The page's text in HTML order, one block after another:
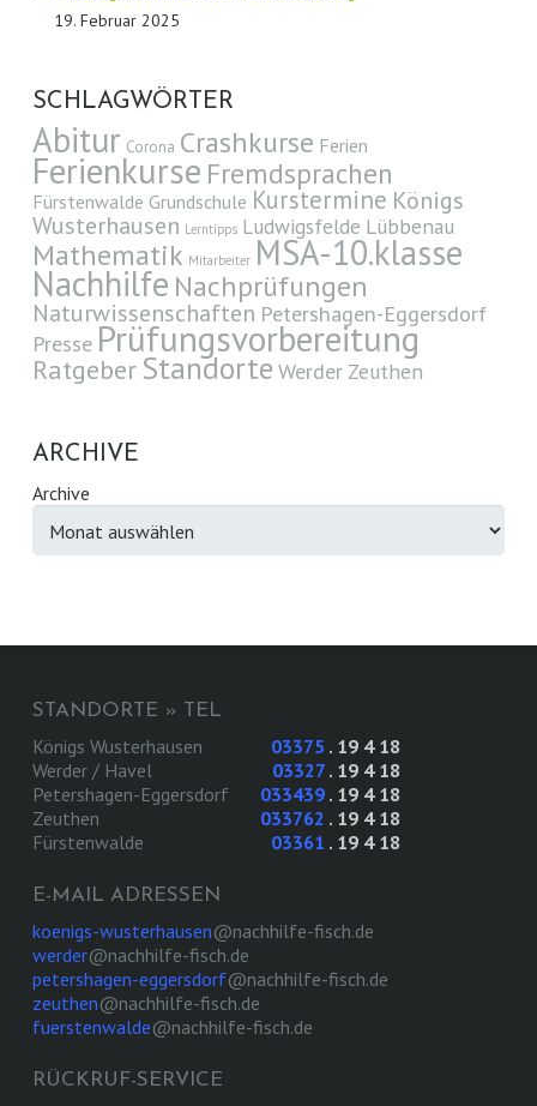
19. Februar 2025
SCHLAGWÖRTER
Abitur Corona Crashkurse Ferien
Ferienkurse Fremdsprachen
Fürstenwalde Grundschule Kurstermine Königs
Wusterhausen Lerntipps Ludwigsfelde Lübbenau
Mathematik Mitarbeiter MSA-10.klasse
Nachhilfe Nachprüfungen
Naturwissenschaften Petershagen-Eggersdorf
Presse Prüfungsvorbereitung
Ratgeber Standorte Werder Zeuthen
ARCHIVE
Archive
STANDORTE » TEL
Königs Wusterhausen 03375 . 19 4 18
Werder / Havel
03327. 19 4 18
Petershagen-Eggersdorf
033439. 19 4 18
Zeuthen
033762 . 19 4 18
Fürstenwalde
03361 . 19 4 18
E-MAIL ADRESSEN
koenigs-wusterhausen@nachhilfe-fisch.de
werder@nachhilfe-fisch.de
petershagen-eggersdorf@nachhilfe-fisch.de
zeuthen@nachhilfe-fisch.de
fuerstenwalde@nachhilfe-fisch.de
RÜCKRUF-SERVICE